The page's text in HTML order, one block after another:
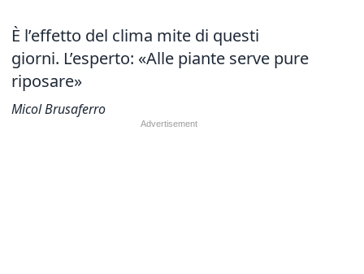
È l’effetto del clima mite di questi
giorni. L’esperto: «Alle piante serve pure
riposare»
Micol Brusaferro